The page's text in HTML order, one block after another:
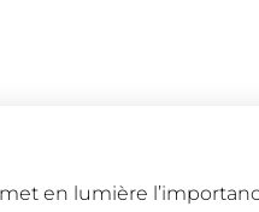
en lumière